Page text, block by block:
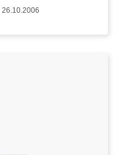
26.10.2006